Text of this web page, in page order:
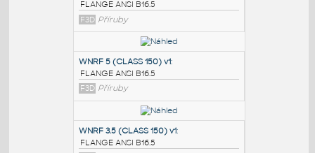
PODOBNÉ BLOKY
SORF 1.5 (CLASS 150):
FLANGE ANSI B16.5
F3D Příruby